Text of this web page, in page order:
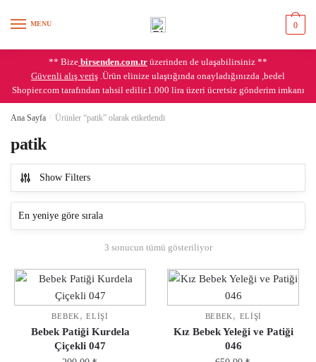
MENU 0
** Bize birsenden.com.tr üzerinden de ulaşabilirsiniz **
Güvenli alış veriş .Ürün elinize ulaştığında onayladığınızda ,bedel
Shopier.com tarafından tahsil edilir.1.000 lira üzeri ücretsiz gönderim imkanı
Ana Sayfa Ürünler “patik” olarak etiketlendi
patik
Show Filters
3 sonucun tümü gösteriliyorEn
göre
BEBEK ,ELIŞI
Bebek Patiği Kurdela
Çiçekli 047
BEBEK , ELIŞI
Kız Bebek Yeleği ve Patiği
046